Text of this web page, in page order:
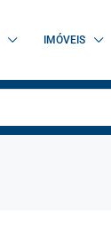
IMÓVEIS